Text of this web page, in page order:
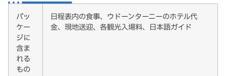
パッ
ケー
ジに
含ま
れる
もの
日程表内の食事、ウドーンターニーのホテル代
金、現地送迎、各観光入場料、日本語ガイド